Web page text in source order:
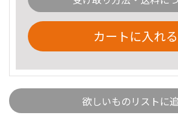
カートに入れる
欲しいものリストに